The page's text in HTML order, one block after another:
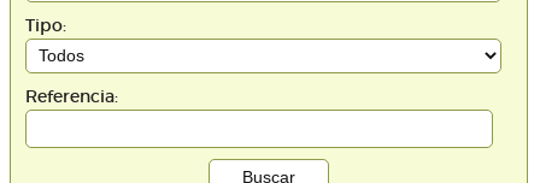
Tipo:
Referencia: